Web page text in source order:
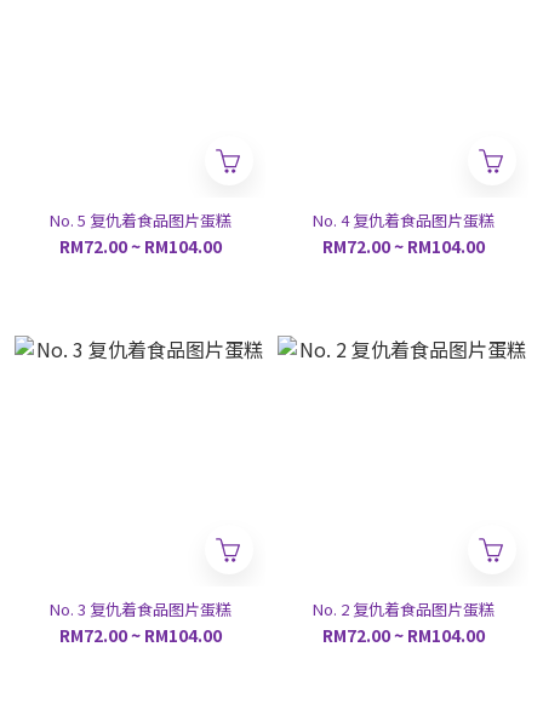
No. 5 复仇着食品图片蛋糕
RM72.00 ~ RM104.00
No. 4 复仇着食品图片蛋糕
RM72.00 ~ RM104.00
No. 3 复仇着食品图片蛋糕
RM72.00 ~ RM104.00
No. 2 复仇着食品图片蛋糕
RM72.00 ~ RM104.00